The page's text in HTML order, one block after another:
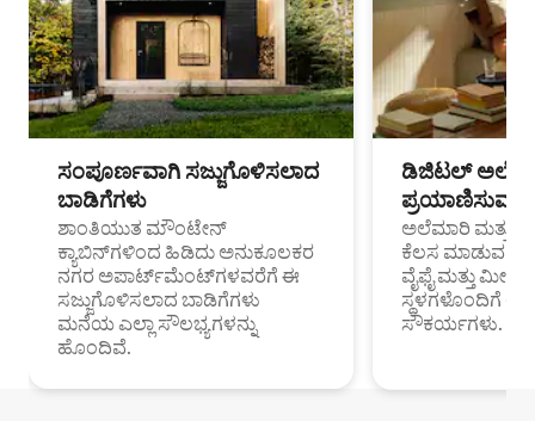
ಸಂಪೂರ್ಣವಾಗಿ ಸಜ್ಜುಗೊಳಿಸಲಾದ
ಬಾಡಿಗೆಗಳು
ಶಾಂತಿಯುತ ಮೌಂಟೇನ್
ಕ್ಯಾಬಿನ್‌ಗಳಿಂದ ಹಿಡಿದು ಅನುಕೂಲಕರ
ನಗರ ಅಪಾರ್ಟ್‌ಮೆಂಟ್‌ಗಳವರೆಗೆ ಈ
ಸಜ್ಜುಗೊಳಿಸಲಾದ ಬಾಡಿಗೆಗಳು
ಮನೆಯ ಎಲ್ಲಾ ಸೌಲಭ್ಯಗಳನ್ನು
ಹೊಂದಿವೆ.
ಡಿಜಿಟಲ್
ಪ್ರಯಾಣಿಸುವ
ಅಲೆಮಾರಿ ಮತ್ತು
ಕೆಲಸ ಮಾಡುವ
ವೈಫೈ ಮತ್ತು
ಸ್ಥಳಗಳೊಂದಿಗೆ
ಸೌಕರ್ಯಗಳು.